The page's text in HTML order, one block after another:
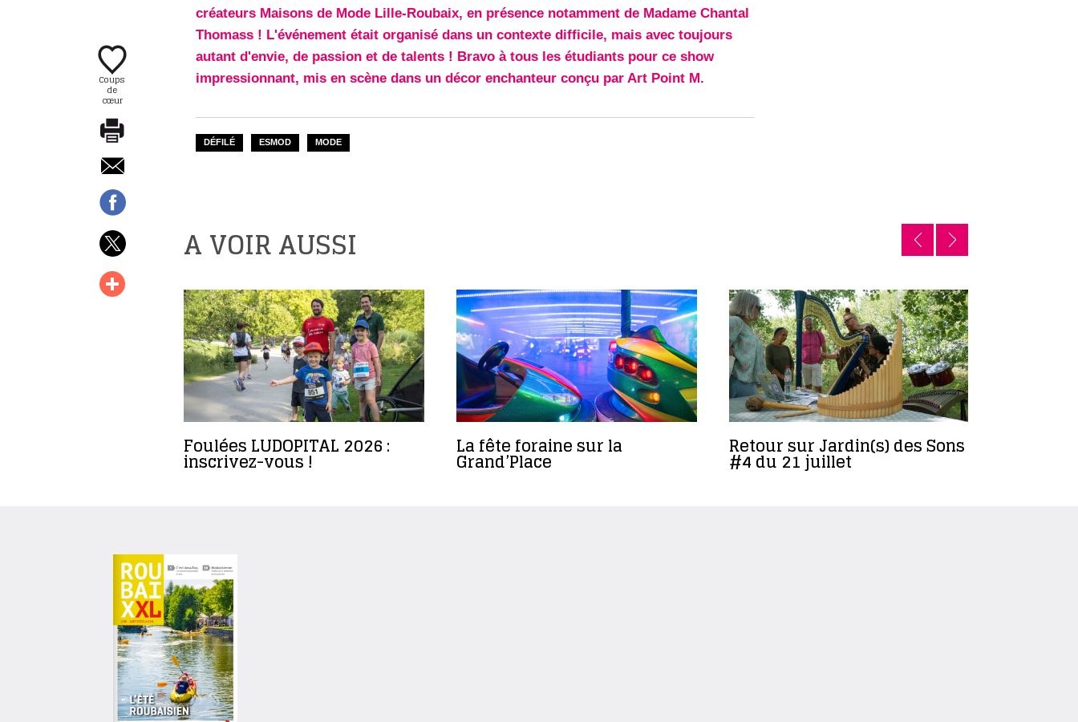
Coups
de
cœur
créateurs Maisons de Mode Lille-Roubaix, en présence notamment de Madame Chantal
Thomass ! L'événement était organisé dans un contexte difficile, mais avec toujours
autant d'envie, de passion et de talents ! Bravo à tous les étudiants pour ce show
impressionnant, mis en scène dans un décor enchanteur conçu par Art Point M.
DÉFILÉ ESMOD MODE
A VOIR AUSSI
Foulées LUDOPITAL 2026 :
inscrivez-vous !
La fête foraine sur la
Grand’Place
Retour sur Jardin(s) des Sons
#4 du 21 juillet